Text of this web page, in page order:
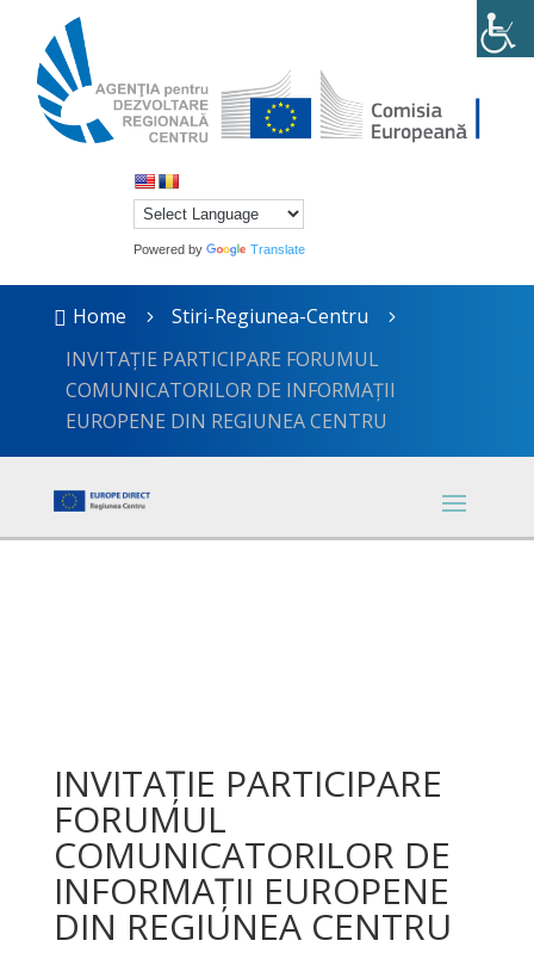
Powered by Translate
 Home 5 Stiri-Regiunea-Centru 5
INVITAȚIE PARTICIPARE FORUMUL
COMUNICATORILOR DE INFORMAȚII
EUROPENE DIN REGIUNEA CENTRU
INVITAȚIE PARTICIPARE
FORUMUL
COMUNICATORILOR DE
INFORMAȚII EUROPENE
DIN REGIUNEA CENTRU